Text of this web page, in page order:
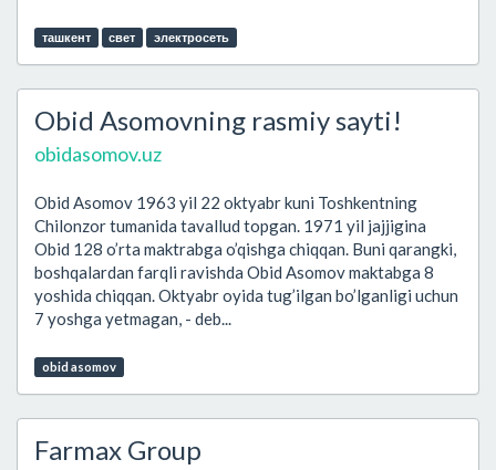
ташкент свет электросеть
Obid Asomovning rasmiy sayti!
obidasomov.uz
Obid Asomov 1963 yil 22 oktyabr kuni Toshkentning
Chilonzor tumanida tavallud topgan. 1971 yil jajjigina
Obid 128 o’rta maktrabga o’qishga chiqqan. Buni qarangki,
boshqalardan farqli ravishda Obid Asomov maktabga 8
yoshida chiqqan. Oktyabr oyida tug’ilgan bo’lganligi uchun
7 yoshga yetmagan, - deb...
obid asomov
Farmax Group